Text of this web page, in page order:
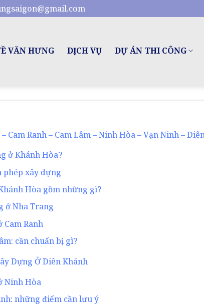
VĂN HƯNG DỊCH VỤ DỰ ÁN THI CÔNG
Cam Ranh – Cam Lâm – Ninh Hòa – Vạn Ninh –
ở Khánh Hòa?
phép xây dựng
Hòa gồm những gì?
ở Nha Trang
Cam Ranh
cần chuẩn bị gì?
Dựng Ở Diên Khánh
Ninh Hòa
những điểm cần lưu ý